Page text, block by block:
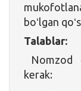
boʻlgan
Talablar:
Nomzod
kerak: